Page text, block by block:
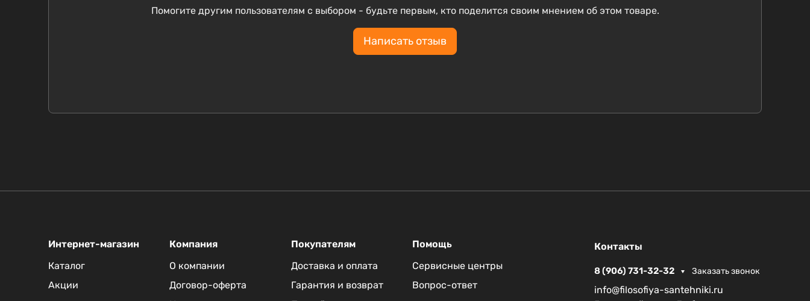
Помогите другим пользователям с выбором - будьте первым, кто поделится своим мнением об этом товаре.
Написать отзыв
Интернет-магазин
Каталог
Акции
Компания
О компании
Договор-оферта
Покупателям
Доставка и оплата
Гарантия и возврат
Помощь
Сервисные центры
Вопрос-ответ
Контакты
8 (906) 731-32-32 Заказать звонок
info@filosofiya-santehniki.ru